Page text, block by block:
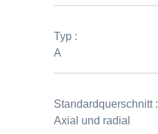
Typ :
A
Standardquerschnitt :
Axial und radial